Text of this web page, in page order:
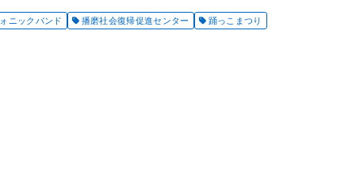
ニックバンド 播磨社会復帰促進センター 踊っこまつり